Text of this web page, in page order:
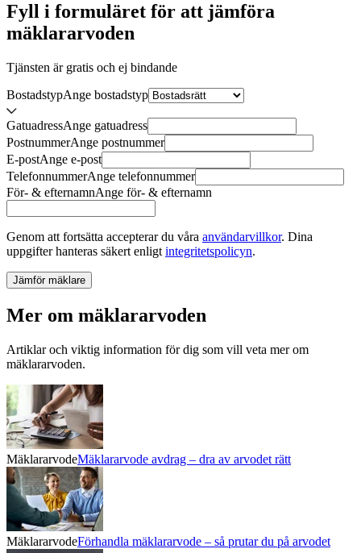
Fyll i formuläret för att jämföra
mäklararvoden
Tjänsten är gratis och ej bindande
BostadstypAnge bostadstyp
GatuadressAnge gatuadress
PostnummerAnge postnummer
E-postAnge e-post
TelefonnummerAnge telefonnummer
För- & efternamnAnge för- & efternamn
Genom att fortsätta accepterar du våra användarvillkor. Dina
uppgifter hanteras säkert enligt integritetspolicyn.
Jämför mäklare
Mer om mäklararvoden
Artiklar och viktig information för dig som vill veta mer om
mäklararvoden.
MäklararvodeMäklararvode avdrag – dra av arvodet rätt
MäklararvodeFörhandla mäklararvode – så prutar du på arvodet